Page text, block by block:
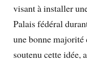
visant à installer
Palais fédéral
une bonne
soutenu cette idée,